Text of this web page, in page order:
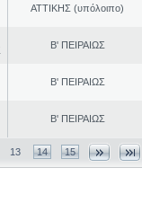
ΑΤΤΙΚΗΣ (υπόλοιπο)
Β' ΠΕΙΡΑΙΩΣ
Β' ΠΕΙΡΑΙΩΣ
Β' ΠΕΙΡΑΙΩΣ
13 14 15